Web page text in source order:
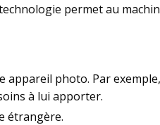
permet au
photo. Par
à lui apporter.
étrangère.